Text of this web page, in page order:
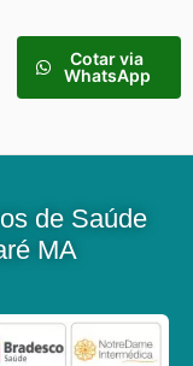
Cotar via
WhatsApp
de Saúde
MA